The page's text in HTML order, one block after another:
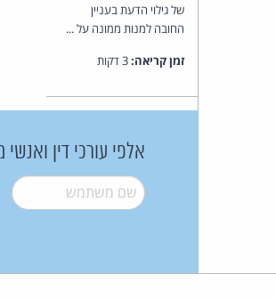
של גילוי הדעת בעניין
החובה למנות ממונה על ...
זמן קריאה:
אלפי עורכי דין
שם משתמש*